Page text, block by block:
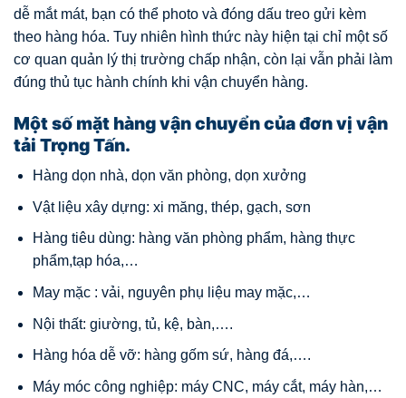
dễ mắt mát, bạn có thể photo và đóng dấu treo gửi kèm
theo hàng hóa. Tuy nhiên hình thức này hiện tại chỉ một số
cơ quan quản lý thị trường chấp nhận, còn lại vẫn phải làm
đúng thủ tục hành chính khi vận chuyển hàng.
Một số mặt hàng vận chuyển của đơn vị vận
tải Trọng Tấn.
Hàng dọn nhà, dọn văn phòng, dọn xưởng
Vật liệu xây dựng: xi măng, thép, gạch, sơn
Hàng tiêu dùng: hàng văn phòng phẩm, hàng thực
phẩm,tạp hóa,…
May mặc : vải, nguyên phụ liệu may mặc,…
Nội thất: giường, tủ, kệ, bàn,….
Hàng hóa dễ vỡ: hàng gốm sứ, hàng đá,….
Máy móc công nghiệp: máy CNC, máy cắt, máy hàn,…